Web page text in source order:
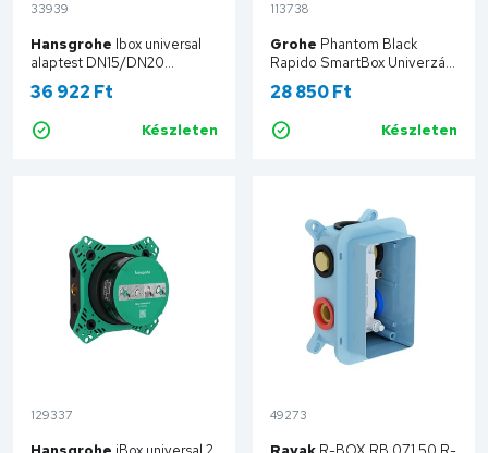
33939
Hansgrohe Ibox universal
alaptest DN15/DN20
01800180
36 922 Ft
Készleten
Kosárba
113738
Grohe Phantom Black
Rapido SmartBox Univerzális
beépítő doboz, 1/2”
35604000
28 850 Ft
Készleten
Kosárba
129337 49273